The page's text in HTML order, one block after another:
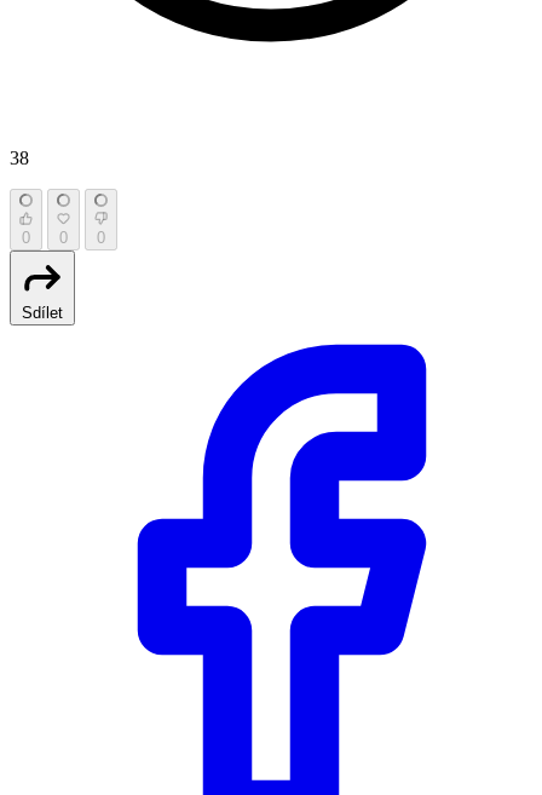
38
0 0 0
Sdílet